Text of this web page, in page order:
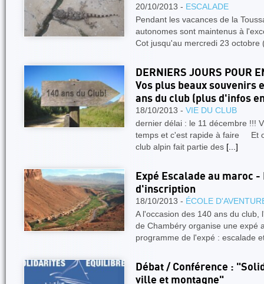
20/10/2013 - ESCALADE
Pendant les vacances de la
autonomes sont maintenus à
Cot jusqu'au mercredi 23
DERNIERS JOURS POUR
Vos plus beaux souvenirs
ans du club (plus d'infos
18/10/2013 - VIE DU CLUB
dernier délai : le 11 décembre !!!
temps et c'est rapide à faire Et
club alpin fait partie des [...]
Expé Escalade au maroc
d'inscription
18/10/2013 - ÉCOLE
A l'occasion des 140 ans du club,
de Chambéry organise une expé
programme de l'expé : escalade
Débat / Conférence :
ville et montagne"